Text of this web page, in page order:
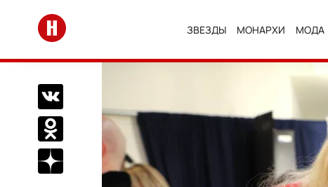
Перейти на главную
ЗВЕЗДЫ МОНАРХИ МОДА
Поделиться Вконтакте
Поделиться в Одноклассниках
Подписаться на нас в Дзен